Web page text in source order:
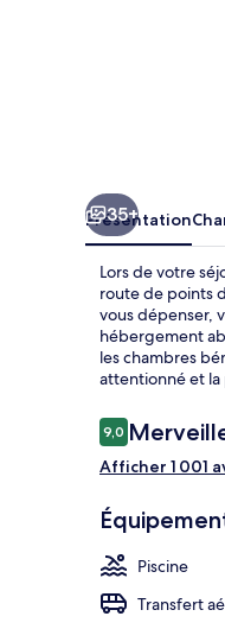
35+
Présentation
Lors de votre
route de points
vous dépenser,
hébergement
les chambres
attentionné et
Avis
voyageurs
9,09,0 sur 10
Afficher 1 001
Piscine
Transfert